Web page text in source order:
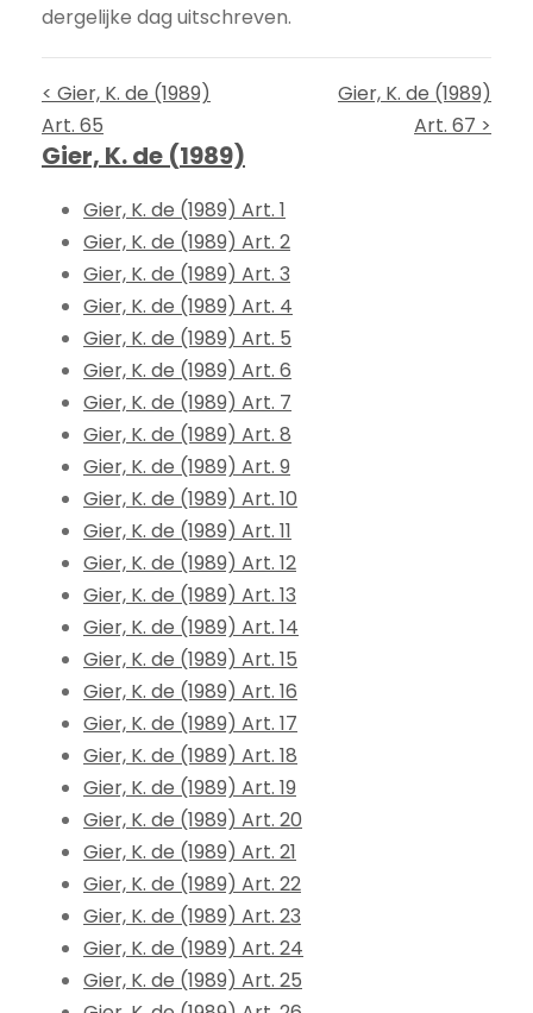
dergelijke dag uitschreven.
< Gier, K. de (1989)
Art. 65
Gier, K. de (1989)
Art. 67 >
Gier, K. de (1989)
Gier, K. de (1989) Art. 1
Gier, K. de (1989) Art. 2
Gier, K. de (1989) Art. 3
Gier, K. de (1989) Art. 4
Gier, K. de (1989) Art. 5
Gier, K. de (1989) Art. 6
Gier, K. de (1989) Art. 7
Gier, K. de (1989) Art. 8
Gier, K. de (1989) Art. 9
Gier, K. de (1989) Art. 10
Gier, K. de (1989) Art. 11
Gier, K. de (1989) Art. 12
Gier, K. de (1989) Art. 13
Gier, K. de (1989) Art. 14
Gier, K. de (1989) Art. 15
Gier, K. de (1989) Art. 16
Gier, K. de (1989) Art. 17
Gier, K. de (1989) Art. 18
Gier, K. de (1989) Art. 19
Gier, K. de (1989) Art. 20
Gier, K. de (1989) Art. 21
Gier, K. de (1989) Art. 22
Gier, K. de (1989) Art. 23
Gier, K. de (1989) Art. 24
Gier, K. de (1989) Art. 25